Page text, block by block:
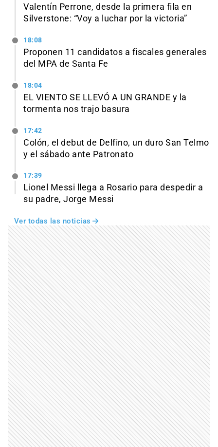
Valentín Perrone, desde la primera fila en
Silverstone: “Voy a luchar por la victoria”
18:08
Proponen 11 candidatos a fiscales generales
del MPA de Santa Fe
18:04
EL VIENTO SE LLEVÓ A UN GRANDE y la
tormenta nos trajo basura
17:42
Colón, el debut de Delfino, un duro San Telmo
y el sábado ante Patronato
17:39
Lionel Messi llega a Rosario para despedir a
su padre, Jorge Messi
Ver todas las noticias